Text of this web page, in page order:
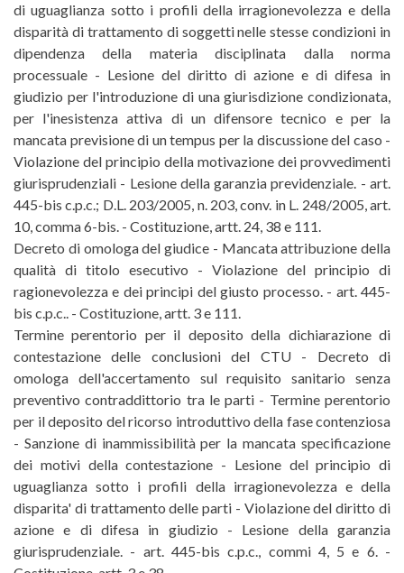
di uguaglianza sotto i profili della irragionevolezza e della
disparità di trattamento di soggetti nelle stesse condizioni in
dipendenza della materia disciplinata dalla norma
processuale - Lesione del diritto di azione e di difesa in
giudizio per l'introduzione di una giurisdizione condizionata,
per l'inesistenza attiva di un difensore tecnico e per la
mancata previsione di un tempus per la discussione del caso -
Violazione del principio della motivazione dei provvedimenti
giurisprudenziali - Lesione della garanzia previdenziale. - art.
445-bis c.p.c.; D.L. 203/2005, n. 203, conv. in L. 248/2005, art.
10, comma 6-bis. - Costituzione, artt. 24, 38 e 111.
Decreto di omologa del giudice - Mancata attribuzione della
qualità di titolo esecutivo - Violazione del principio di
ragionevolezza e dei principi del giusto processo. - art. 445-
bis c.p.c.. - Costituzione, artt. 3 e 111.
Termine perentorio per il deposito della dichiarazione di
contestazione delle conclusioni del CTU - Decreto di
omologa dell'accertamento sul requisito sanitario senza
preventivo contraddittorio tra le parti - Termine perentorio
per il deposito del ricorso introduttivo della fase contenziosa
- Sanzione di inammissibilità per la mancata specificazione
dei motivi della contestazione - Lesione del principio di
uguaglianza sotto i profili della irragionevolezza e della
disparita' di trattamento delle parti - Violazione del diritto di
azione e di difesa in giudizio - Lesione della garanzia
giurisprudenziale. - art. 445-bis c.p.c., commi 4, 5 e 6. -